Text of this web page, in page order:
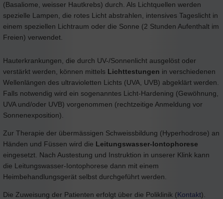
(Basaliome, weisser Hautkrebs) durch. Als Lichtquellen werden
spezielle Lampen, die rotes Licht abstrahlen, intensives Tageslicht in
einem speziellen Lichtraum oder die Sonne (2 Stunden Aufenthalt im
Freien) verwendet.
Hauterkrankungen, die durch UV-/Sonnenlicht ausgelöst oder
verstärkt werden, können mittels Lichttestungen in verschiedenen
Wellenlängen des ultravioletten Lichts (UVA, UVB) abgeklärt werden.
Falls notwendig wird ein sogenanntes Licht-Hardening (Gewöhnung,
UVA und/oder UVB) vorgenommen (rechtzeitige Anmeldung vor
Sonnenexposition).
Zur Therapie der übermässigen Schweissbildung (Hyperhodrose) an
Händen und Füssen wird die Leitungswasser-Iontophorese
eingesetzt. Nach Austestung und Instruktion in unserer Klink kann
die Leitungswasser-Iontophorese dann mit einem
Heimbehandlungsgerät selbst durchgeführt werden.
Die Zuweisung der Patienten erfolgt über die Poliklinik (Kontakt).